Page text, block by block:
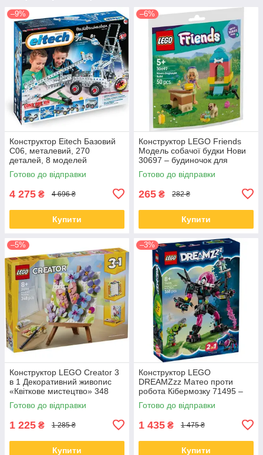
–9%
Конструктор Eitech Базовий
C06, металевий, 270
деталей, 8 моделей
Готово до відправки
4 275 ₴ 4 696 ₴
Купити
–6%
Конструктор LEGO Friends
Модель собачої будки Нови
30697 – будиночок для
собаки, 50 деталей
Готово до відправки
265 ₴ 282 ₴
Купити
–5%
Конструктор LEGO Creator 3
в 1 Декоративний живопис
«Квіткове мистецтво» 348
деталей (31390)
Готово до відправки
1 225 ₴ 1 285 ₴
Купити
–3%
Конструктор LEGO
DREAMZzz Матео проти
робота Кібермозку 71495 –
робот або скорпіон, 368
деталей
Готово до відправки
1 435 ₴ 1 475 ₴
Купити